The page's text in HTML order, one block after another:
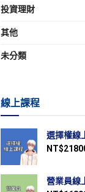
投資理財
其他
未分類
線上課程
選擇權線
NT$
營業員線